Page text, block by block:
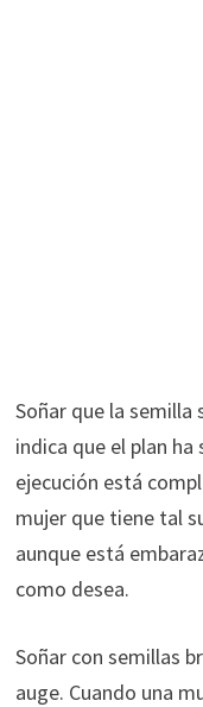
Soñar que la semilla
indica que el plan
ejecución está
mujer que tiene tal
aunque está
como desea.
Soñar con semillas
auge. Cuando una